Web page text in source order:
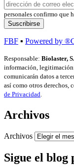
personales confirmo que
FBF ▪ Powered by
Responsable: Biolaster,
información,
comunicarán datos a
así como otros derechos,
de Privacidad.
Archivos
Archivos
Sigue el blog